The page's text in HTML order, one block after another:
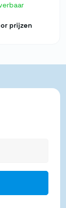
prijzen